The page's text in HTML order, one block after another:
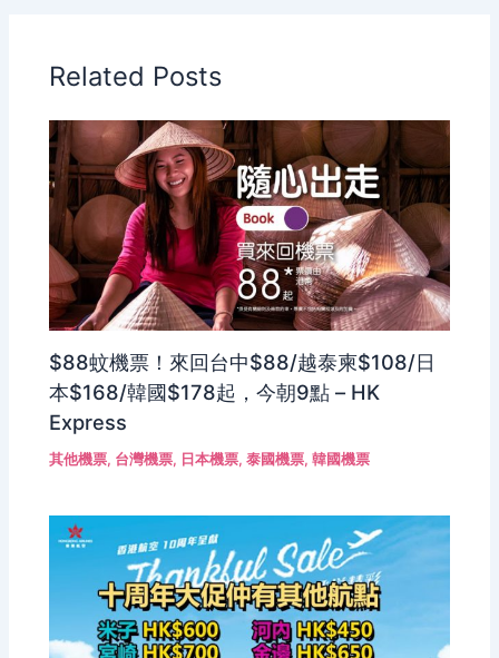
Related Posts
$88蚊機票！來回台中$88/越泰柬$108/日
本$168/韓國$178起，今朝9點 – HK
Express
其他機票, 台灣機票, 日本機票,泰國機票,韓國機票